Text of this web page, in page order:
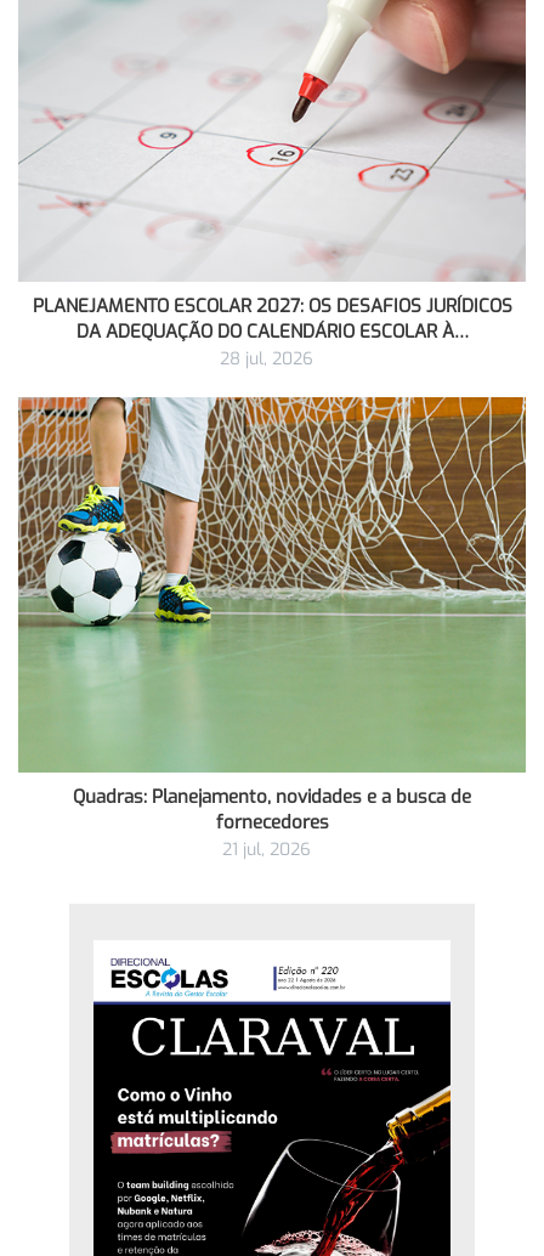
PLANEJAMENTO ESCOLAR 2027: OS DESAFIOS JURÍDICOS
DA ADEQUAÇÃO DO CALENDÁRIO ESCOLAR À…
28 jul, 2026
Quadras: Planejamento, novidades e a busca de
fornecedores
21 jul, 2026